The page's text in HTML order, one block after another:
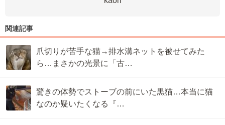
関連記事
爪切りが苦手な猫→排水溝ネットを被せてみた
ら…まさかの光景に「古…
驚きの体勢でストーブの前にいた黒猫…本当に猫
なのか疑いたくなる『…